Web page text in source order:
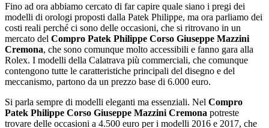
Fino ad ora abbiamo cercato di far capire quale siano i pregi dei
modelli di orologi proposti dalla Patek Philippe, ma ora parliamo dei
costi reali perché ci sono delle occasioni, che si ritrovano in un
mercato del Compro Patek Philippe Corso Giuseppe Mazzini
Cremona, che sono comunque molto accessibili e fanno gara alla
Rolex. I modelli della Calatrava più commerciali, che comunque
contengono tutte le caratteristiche principali del disegno e del
meccanismo, partono da un prezzo base di 6.000 euro.
Si parla sempre di modelli eleganti ma essenziali. Nel Compro
Patek Philippe Corso Giuseppe Mazzini Cremona potreste
trovare delle occasioni a 4.500 euro per i modelli 2016 e 2017, che